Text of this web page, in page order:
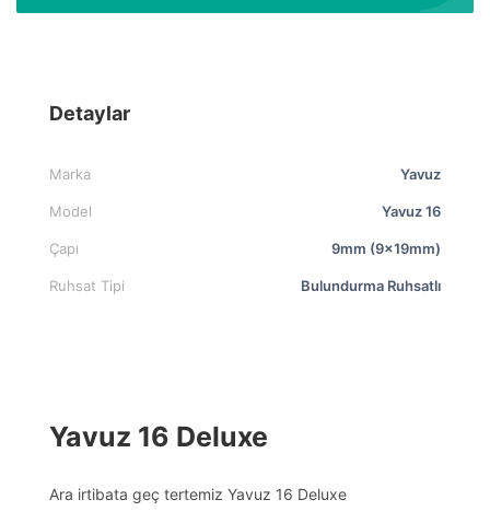
Detaylar
Marka Yavuz
Model Yavuz 16
Çapı 9mm (9x19mm)
Ruhsat Tipi Bulundurma Ruhsatlı
Yavuz 16 Deluxe
Ara irtibata geç tertemiz Yavuz 16 Deluxe